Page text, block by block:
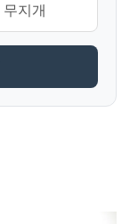
무지개